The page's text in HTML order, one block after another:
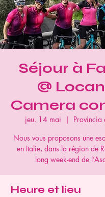
Séjour à
@
Camera
jeu. 14 mai
  |
Provincia
Nous vous proposons une
en Italie, dans la région de
long week-end de
Heure et lieu